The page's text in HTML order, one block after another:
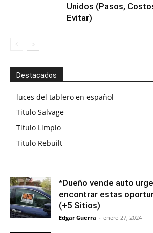
Unidos (Pasos,
Evitar)
Destacados
luces del tablero en español
Titulo Salvage
Titulo Limpio
Titulo Rebuilt
*Dueño vende auto
encontrar estas
(+5 Sitios)
Edgar Guerra - enero 27, 2024